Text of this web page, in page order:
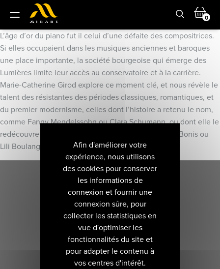
0
L’âge d’or du piano fut il celui d’une défaite des compositrices.
Si elles occupaient dans les musiques anciennes et baroques
une place importante, la société bourgeoise qui émerge des
Lumières limite leur accès au conservatoire et à la carrière.
Marie-Catherine Girod explore ce moment clé, et nous révèle le
talent des résistantes des périodes classiques, romantiques, et
du premier modernisme, celles dont l’histoire a retenu le nom,
comme Fanny Mendelssohn ou Clara Schumann, ou dont elle le
redécouvre aujourd’hui comme Louise Farrenc, Mel Bonis ou
Lili Boulanger…
CONTACTEZ-NOUS
Afin d'améliorer votre
expérience, nous utilisons
des cookies pour conserver
les informations de
connexion et fournir une
connexion sûre, pour
collecter les statistiques en
vue d'optimiser les
fonctionnalités du site et
pour adapter le contenu à
vos centres d'intérêt.